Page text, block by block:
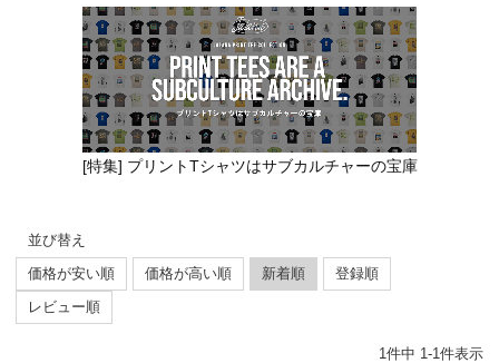
[特集] プリントTシャツはサブカルチャーの宝庫
並び替え
価格が安い順
価格が高い順 新着順
登録順
レビュー順
1 件中 1 -1 件表示